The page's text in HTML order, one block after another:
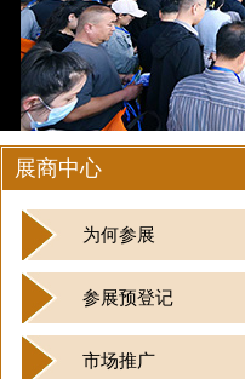
展商中心
为何参展
参展预登记
市场推广